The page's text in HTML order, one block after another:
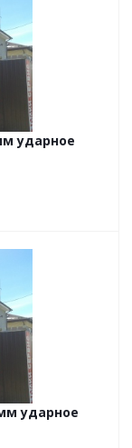
Cutop 6х150 мм ударное
ударное